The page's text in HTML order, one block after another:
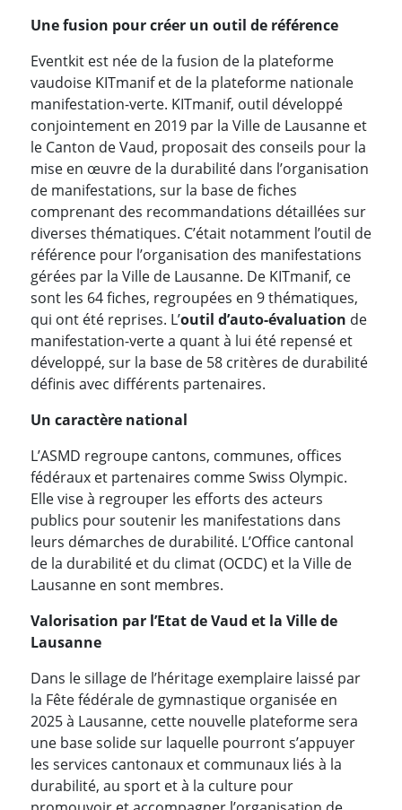
Une fusion pour créer un outil de référence
Eventkit est née de la fusion de la plateforme
vaudoise KITmanif et de la plateforme nationale
manifestation-verte. KITmanif, outil développé
conjointement en 2019 par la Ville de Lausanne et
le Canton de Vaud, proposait des conseils pour la
mise en œuvre de la durabilité dans l’organisation
de manifestations, sur la base de fiches
comprenant des recommandations détaillées sur
diverses thématiques. C’était notamment l’outil de
référence pour l’organisation des manifestations
gérées par la Ville de Lausanne. De KITmanif, ce
sont les 64 fiches, regroupées en 9 thématiques,
qui ont été reprises. L’outil d’auto-évaluation de
manifestation-verte a quant à lui été repensé et
développé, sur la base de 58 critères de durabilité
définis avec différents partenaires.
Un caractère national
L’ASMD regroupe cantons, communes, offices
fédéraux et partenaires comme Swiss Olympic.
Elle vise à regrouper les efforts des acteurs
publics pour soutenir les manifestations dans
leurs démarches de durabilité. L’Office cantonal
de la durabilité et du climat (OCDC) et la Ville de
Lausanne en sont membres.
Valorisation par l’Etat de Vaud et la Ville de
Lausanne
Dans le sillage de l’héritage exemplaire laissé par
la Fête fédérale de gymnastique organisée en
2025 à Lausanne, cette nouvelle plateforme sera
une base solide sur laquelle pourront s’appuyer
les services cantonaux et communaux liés à la
durabilité, au sport et à la culture pour